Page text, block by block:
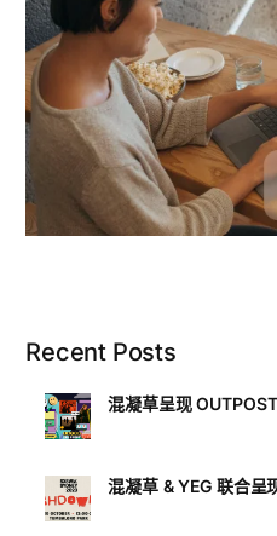
Recent Posts
混凝草呈现
混凝草 & YEG 联合呈